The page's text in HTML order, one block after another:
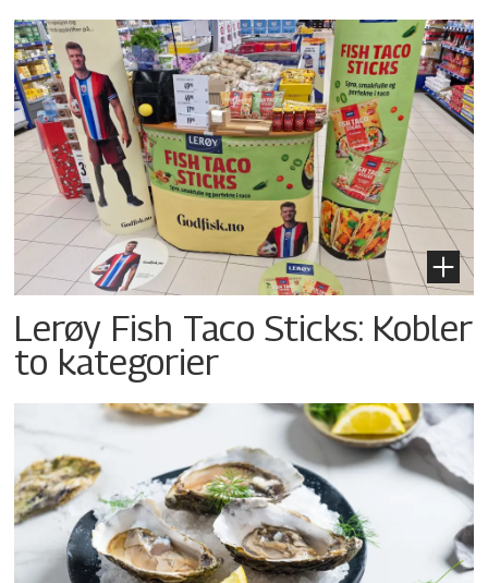
Lerøy Fish Taco Sticks: Kobler
to kategorier